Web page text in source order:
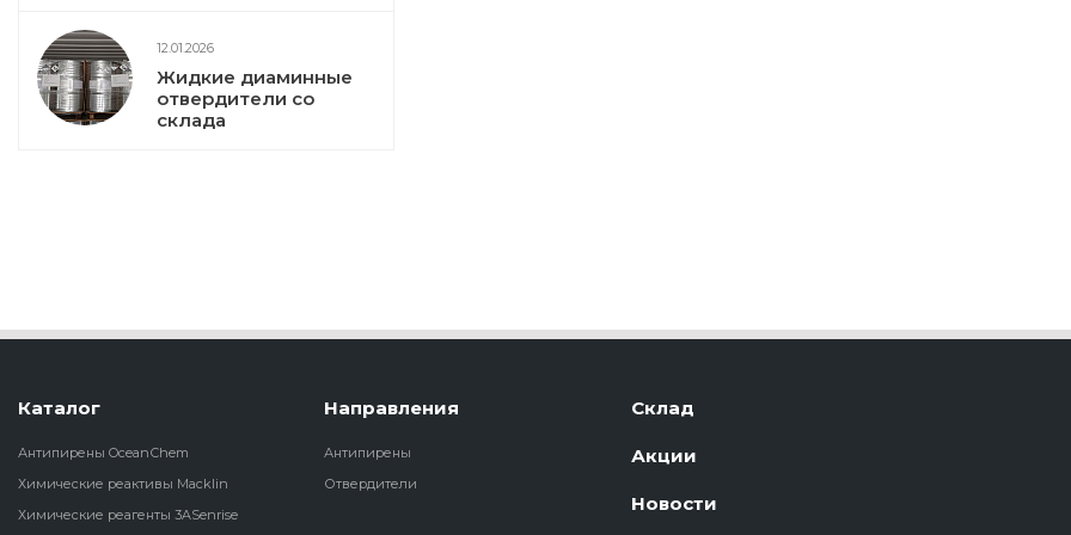
12.01.2026
Жидкие диаминные
отвердители со
склада
Каталог
Антипирены OceanСhem
Химические реактивы Macklin
Химические реагенты 3ASenrise
Направления
Антипирены
Отвердители
Склад
Акции
Новости